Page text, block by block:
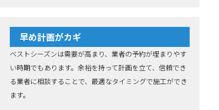
早め計画がカギ
ベストシーズンは需要が高まり、業者の予約が埋まりやす
い時期でもあります。余裕を持って計画を立て、信頼でき
る業者に相談することで、最適なタイミングで施工ができ
ます。